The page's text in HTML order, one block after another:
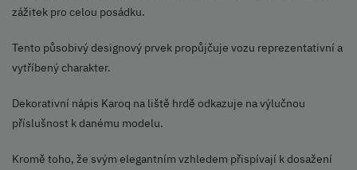
zážitek pro celou posádku.
Tento působivý designový prvek propůjčuje vozu reprezentativní a
vytříbený charakter.
Dekorativní nápis Karoq na liště hrdě odkazuje na výlučnou
příslušnost k danému modelu.
Kromě toho, že svým elegantním vzhledem přispívají k dosažení